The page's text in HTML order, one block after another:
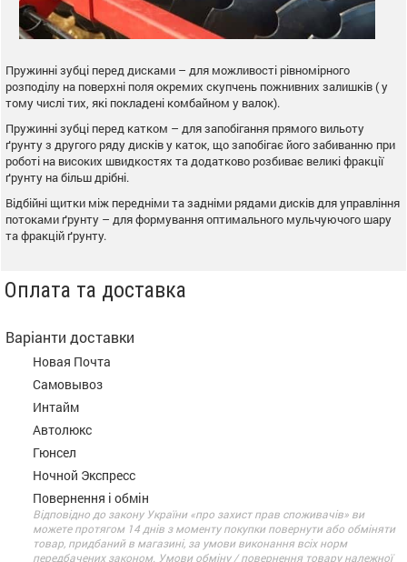
Пружинні зубці перед дисками – для можливості рівномірного
розподілу на поверхні поля окремих скупчень пожнивних залишків ( у
тому числі тих, які покладені комбайном у валок).
Пружинні зубці перед катком – для запобігання прямого вильоту
ґрунту з другого ряду дисків у каток, що запобігає його забиванню при
роботі на високих швидкостях та додатково розбиває великі фракції
ґрунту на більш дрібні.
Відбійні щитки між передніми та задніми рядами дисків для управління
потоками ґрунту – для формування оптимального мульчуючого шару
та фракцій ґрунту.
Оплата та доставка
Варіанти доставки
Новая Почта
Самовывоз
Интайм
Автолюкс
Гюнсел
Ночной Экспресс
Повернення і обмін
Відповідно до закону України «про захист прав споживачів» ви
можете протягом 14 днів з моменту покупки повернути або обміняти
товар, придбаний в магазині, за умови виконання всіх норм
передбачених законом. Умови обміну / повернення товару належної